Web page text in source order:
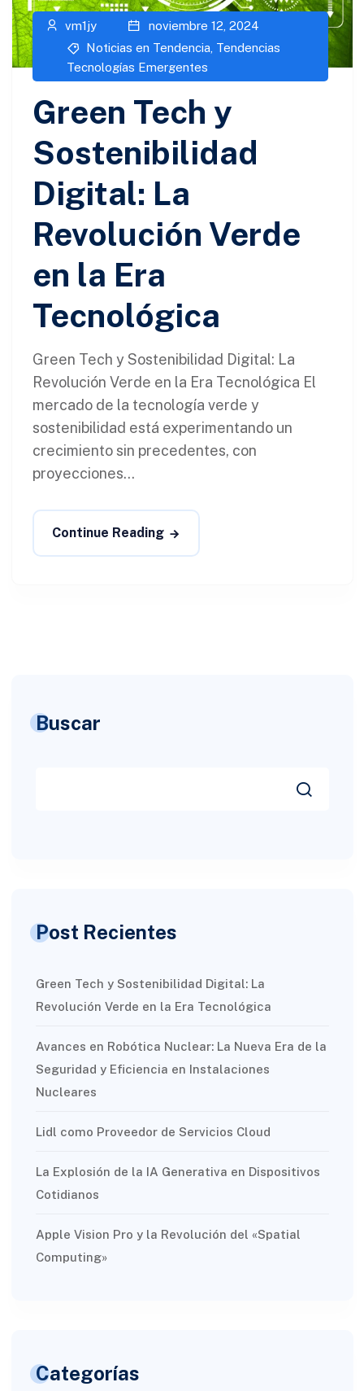
vm1jy
noviembre 12, 2024
Noticias en Tendencia Tendencias
Tecnologías Emergentes
Green Tech y
Sostenibilidad
Digital: La
Revolución Verde
en la Era
Tecnológica
Green Tech y Sostenibilidad Digital: La
Revolución Verde en la Era Tecnológica El
mercado de la tecnología verde y
sostenibilidad está experimentando un
crecimiento sin precedentes, con
proyecciones...
Continue Reading
Buscar
Post Recientes
Green Tech y Sostenibilidad Digital: La
Revolución Verde en la Era Tecnológica
Avances en Robótica Nuclear: La Nueva Era de la
Seguridad y Eficiencia en Instalaciones
Nucleares
Lidl como Proveedor de Servicios Cloud
La Explosión de la IA Generativa en Dispositivos
Cotidianos
Apple Vision Pro y la Revolución del «Spatial
Computing»
Categorías